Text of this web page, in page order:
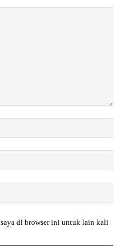
a
m
:
*
m
a
le
di browser ini untuk lain kali